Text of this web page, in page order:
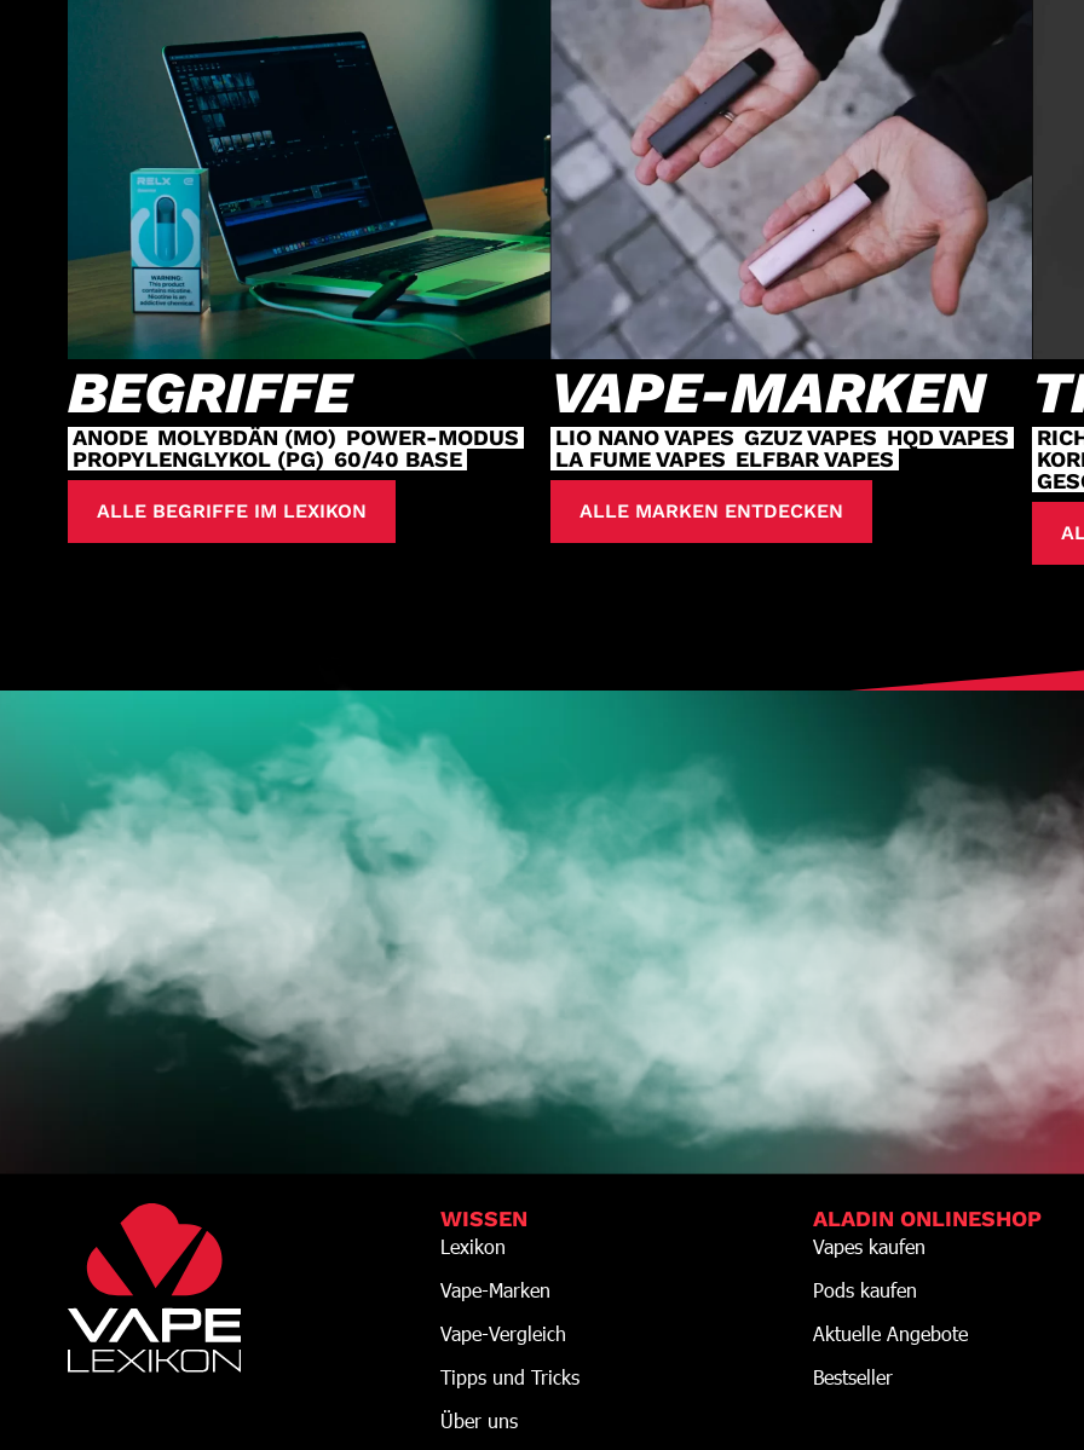
BEGRIFFE
ANODE MOLYBDÄN (MO) POWER-MODUS
PROPYLENGLYKOL (PG) 60/40 BASE
ALLE BEGRIFFE IM LEXIKON
VAPE-MARKEN
LIO NANO VAPES GZUZ VAPES HQD VAPES
LA FUME VAPES ELFBAR VAPES
ALLE MARKEN ENTDECKEN
HOL DIR
DEINE VAPES
JETZT ZUM
WISSEN
Lexikon
Vape-Marken
Vape-Vergleich
Tipps und Tricks
Über uns
ALADIN ONLINESHOP
Vapes kaufen
Pods kaufen
Aktuelle Angebote
Bestseller